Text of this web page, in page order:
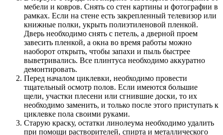
мебели и ковров. Снять со стен картины и фотографии в
рамках. Если на стене есть закрепленный телевизор или
книжные полки, укрыть полиэтиленовой пленкой.
Дверь необходимо снять с петель, а дверной проем
завесить пленкой, а окна во время работы можно
наоборот открыть, чтобы запахи и пыль быстрее
выветривались. Все плинтуса необходимо аккуратно
демонтировать.
Перед началом циклевки, необходимо провести
тщательный осмотр полов. Если имеются большие
щели, участки плесени или сгнившие доски, то их
необходимо заменить, и только после этого приступать к
циклевке пола своими руками.
Старую краску, остатки линолеума необходимо удалить
при помощи растворителей, спирта и металлического